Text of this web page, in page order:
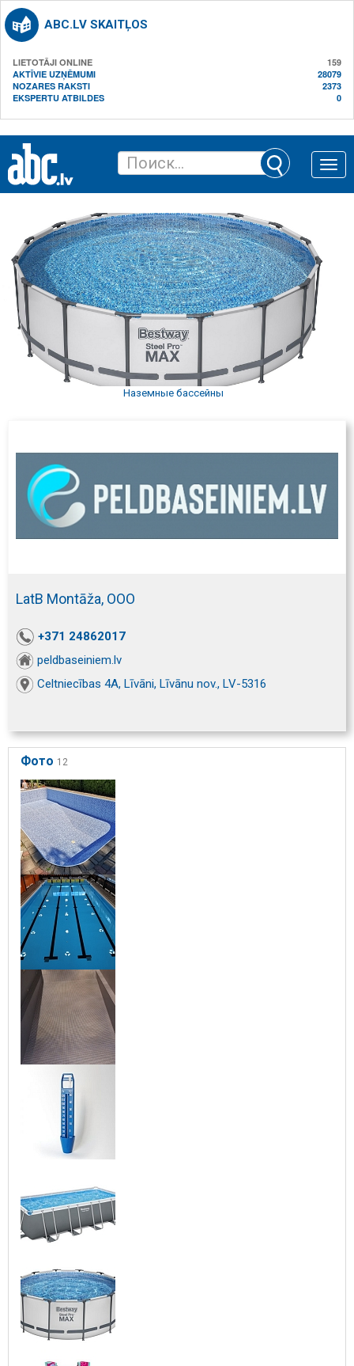
ABC.LV SKAITĻOS
LIETOTĀJI ONLINE
159
AKTĪVIE UZŅĒMUMI
28079
NOZARES RAKSTI
2373
EKSPERTU ATBILDES
0
Toggle
Наземные бассейны
LatB Montāža, ООО
+371 24862017
peldbaseiniem.lv
Celtniecības 4A, Līvāni, Līvānu nov., LV-5316
Фото 12